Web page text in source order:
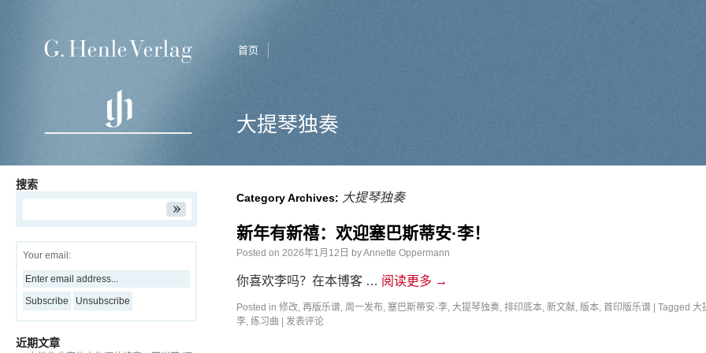
首页
大提琴独奏
Category Archives: 大提琴独奏
新年有新禧：欢迎塞巴斯蒂安·李！
Posted on 2026年1月12日 byAnnette Oppermann
你喜欢李吗？在本博客 … 阅读更多 →
Posted in 修改, 再版乐谱, 周一发布, 塞巴斯蒂安·李, 大提琴独奏, 排印底本, 新文献, 版本, 首印版乐谱 Tagged 大
李, 练习曲 发表评论
搜索
Your email:
近期文章